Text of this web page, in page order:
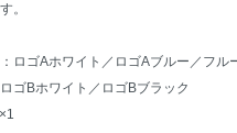
。
ロゴAホワイト／ロゴAブルー／フル
ゴBホワイト／ロゴBブラック